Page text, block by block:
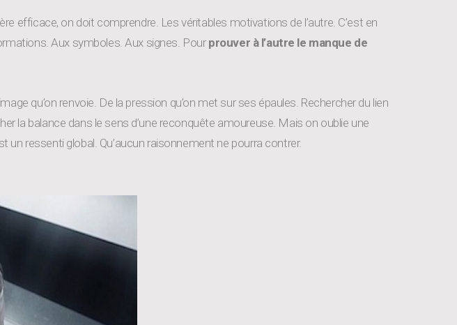
efficace, on doit comprendre. Les véritables motivations de l’autre. C’est en
Aux symboles. Aux signes. Pour prouver à l’autre le manque de
qu’on renvoie. De la pression qu’on met sur ses épaules. Rechercher du lien
la balance dans le sens d’une reconquête amoureuse. Mais on oublie une
ressenti global. Qu’aucun raisonnement ne pourra contrer.